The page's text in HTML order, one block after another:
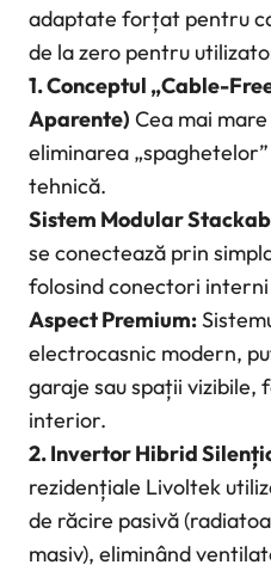
adaptate forțat pentru
de la zero pentru
1. Conceptul „Cable-
Aparente) Cea mai
eliminarea
tehnică.
Sistem Modular
se conectează prin
folosind conectori
Aspect Premium:
electrocasnic modern,
garaje sau spații vizibile,
interior.
2. Invertor Hibrid
rezidențiale Livoltek
de răcire pasivă
masiv), eliminând